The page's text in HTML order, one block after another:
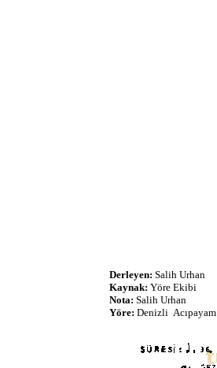
Derleyen: Salih Urhan
Kaynak: Yöre Ekibi
Nota: Salih Urhan
Yöre: Denizli Acıpayam